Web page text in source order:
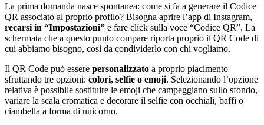
La prima domanda nasce spontanea: come si fa a generare il Codice
QR associato al proprio profilo? Bisogna aprire l’app di Instagram,
recarsi in “Impostazioni” e fare click sulla voce “Codice QR”. La
schermata che a questo punto compare riporta proprio il QR Code di
cui abbiamo bisogno, così da condividerlo con chi vogliamo.
Il QR Code può essere personalizzato a proprio piacimento
sfruttando tre opzioni: colori, selfie o emoji. Selezionando l’opzione
relativa è possibile sostituire le emoji che campeggiano sullo sfondo,
variare la scala cromatica e decorare il selfie con occhiali, baffi o
ciambella a forma di unicorno.